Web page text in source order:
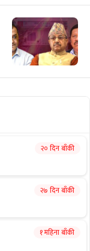
२० दिन बाँकी
२७ दिन बाँकी
१ महिना बाँकी